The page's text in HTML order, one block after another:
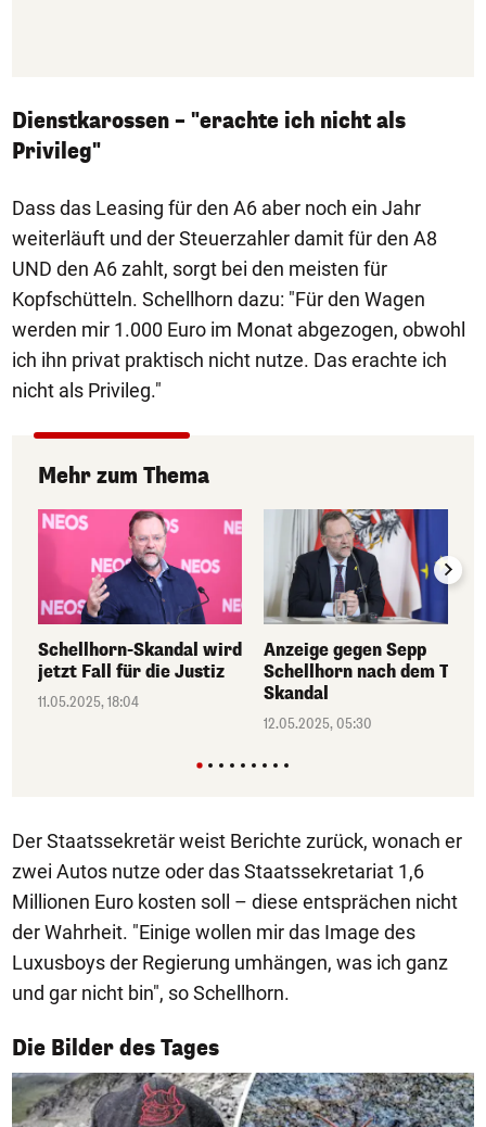
Dienstkarossen – "erachte ich nicht als
Privileg"
Dass das Leasing für den A6 aber noch ein Jahr
weiterläuft und der Steuerzahler damit für den A8
UND den A6 zahlt, sorgt bei den meisten für
Kopfschütteln. Schellhorn dazu: "Für den Wagen
werden mir 1.000 Euro im Monat abgezogen, obwohl
ich ihn privat praktisch nicht nutze. Das erachte ich
nicht als Privileg."
Mehr zum Thema
Schellhorn-Skandal wird
jetzt Fall für die Justiz
11.05.2025, 18:04
Anzeige gegen Sepp
Schellhorn nach dem TV-
Skandal
12.05.2025, 05:30
Der Staatssekretär weist Berichte zurück, wonach er
zwei Autos nutze oder das Staatssekretariat 1,6
Millionen Euro kosten soll – diese entsprächen nicht
der Wahrheit. "Einige wollen mir das Image des
Luxusboys der Regierung umhängen, was ich ganz
und gar nicht bin", so Schellhorn.
Die Bilder des Tages
1/50